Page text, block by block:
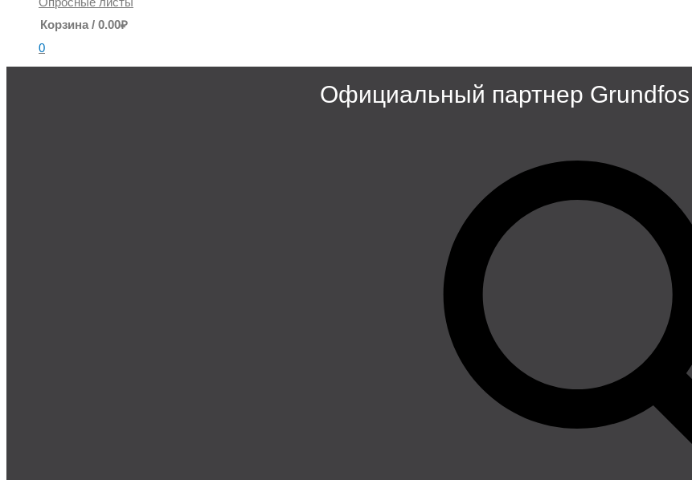
Корзина / 0.00₽
0
Официальный партнер Grundfos